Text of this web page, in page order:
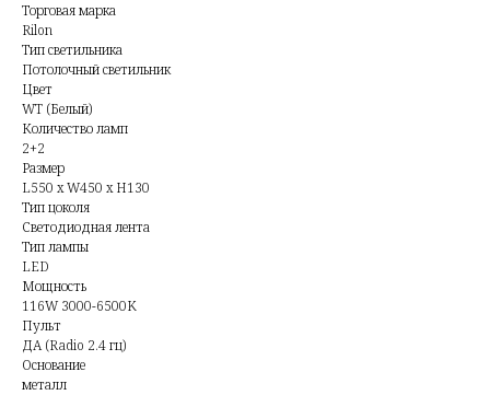
Торговая марка
Rilon
Тип светильника
Потолочный светильник
Цвет
WT (Белый)
Количество ламп
2+2
Размер
L550 x W450 x H130
Тип цоколя
Светодиодная лента
Тип лампы
LED
Мощность
116W 3000-6500K
Пульт
ДА (Radio 2.4 гц)
Основание
металл